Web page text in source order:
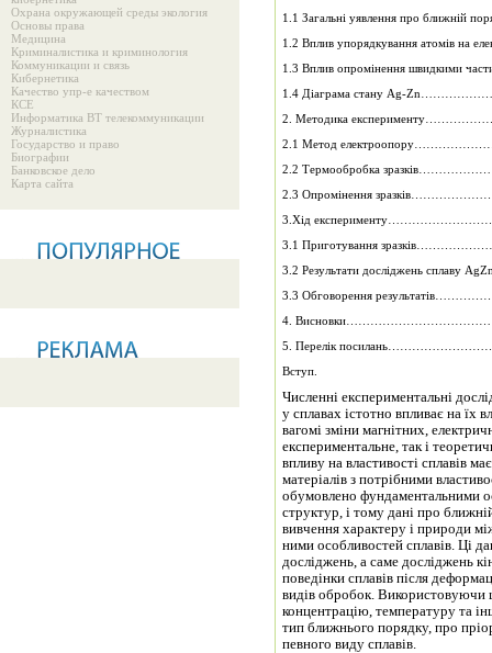
Охрана окружающей среды экология
Основы права
Медицина
Криминалистика и криминология
Коммуникации и связь
Кибернетика
Качество упр-е качеством
КСЕ
Информатика ВТ телекоммуникации
Журналистика
Государство и право
Биографии
Банковское дело
Карта сайта
1.1 Загальні уявлення про
1.2 Вплив упорядкування атомів
1.3 Вплив опромінення швидкими
1.4 Діаграма стану Ag-
2. Методика
2.1 Метод
2.2 Термообробка
2.3 Опромінення
3.Хід
3.1 Приготування
3.2 Результати досліджень сплаву
3.3 Обговорення
4.
5. Перелік
Вступ.
Численні експериментальні
у сплавах істотно впливає на їх
вагомі зміни магнітних,
експериментальне, так і
впливу на властивості сплавів має
матеріалів з потрібними
обумовлено фундаментальними
структур, і тому дані про
вивчення характеру і природи
ними особливостей сплавів. Ці
досліджень, а саме досліджень
поведінки сплавів після
видів обробок.
концентрацію, температуру та
тип ближнього порядку, про
певного виду сплавів.